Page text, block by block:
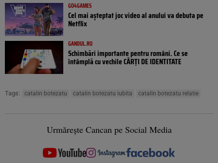
GO4GAMES
Cel mai așteptat joc video al anului va debuta pe
Netflix
GANDUL.RO
Schimbări importante pentru români. Ce se
întâmplă cu vechile CĂRȚI DE IDENTITATE
Tags: catalin botezatu catalin botezatu iubita catalin botezatu relatie
Urmărește Cancan pe Social Media